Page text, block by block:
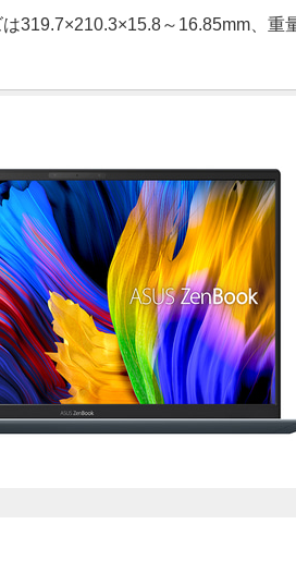
319.7×210.3×15.8～16.85mm、重